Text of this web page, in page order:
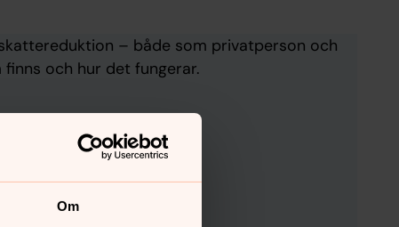
Om
– både som privatperson och
och hur det fungerar.